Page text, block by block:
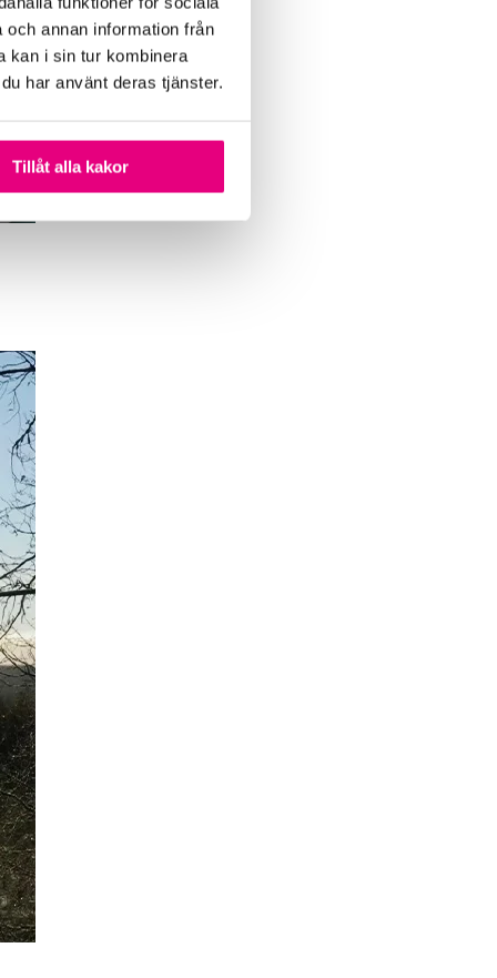
annan information från
kan i sin tur kombinera
har använt deras tjänster.
Tillåt alla kakor